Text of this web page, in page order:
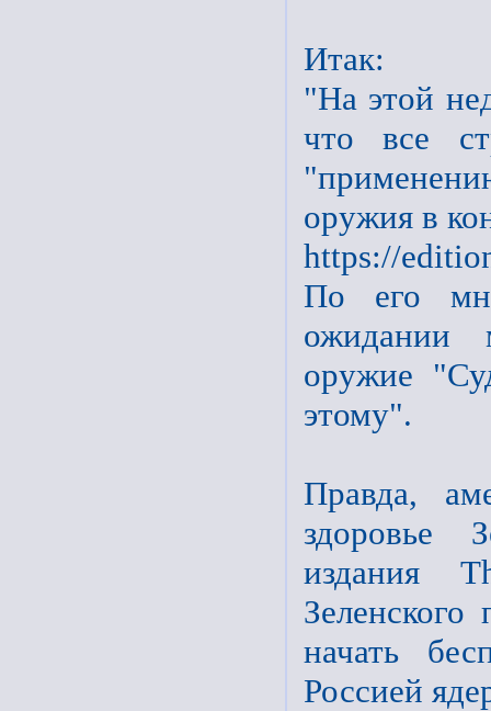
Итак:
"На этой
что все
оружия в
https://
По его
ожидании
оружие
этому".
Правда,
здоровье
издания
начать
Россией